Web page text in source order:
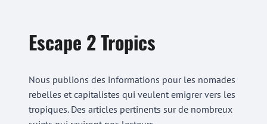
Escape 2 Tropics
Nous publions des informations pour les nomades
rebelles et capitalistes qui veulent emigrer vers les
tropiques. Des articles pertinents sur de nombreux